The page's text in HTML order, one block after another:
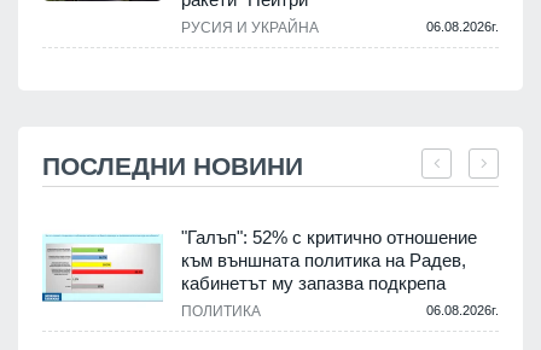
РУСИЯ И УКРАЙНА 06.08.2026г.
ПОСЛЕДНИ НОВИНИ
"Галъп": 52% с критично отношение
към външната политика на Радев,
кабинетът му запазва подкрепа
ПОЛИТИКА 06.08.2026г.